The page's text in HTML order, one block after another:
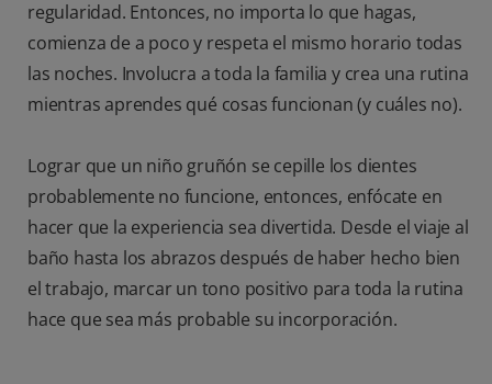
regularidad. Entonces, no importa lo que hagas,
comienza de a poco y respeta el mismo horario todas
las noches. Involucra a toda la familia y crea una rutina
mientras aprendes qué cosas funcionan (y cuáles no).
Lograr que un niño gruñón se cepille los dientes
probablemente no funcione, entonces, enfócate en
hacer que la experiencia sea divertida. Desde el viaje al
baño hasta los abrazos después de haber hecho bien
el trabajo, marcar un tono positivo para toda la rutina
hace que sea más probable su incorporación.